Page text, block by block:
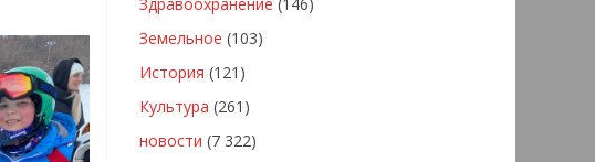
Земельное (103)
История (121)
Культура (261)
новости (7 322)